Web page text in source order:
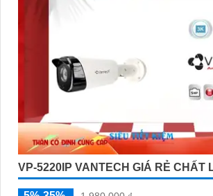
VP-5220IP VANTECH GIÁ RẺ CHẤT